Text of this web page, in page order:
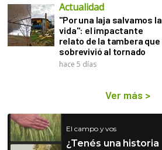
Actualidad
"Por una laja salvamos la
vida": el impactante
relato de la tambera que
sobrevivió al tornado
hace 5 días
Ver más >
El campo y vos
¿Tenés una historia